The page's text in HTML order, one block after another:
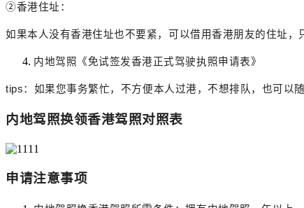
②香港住址：
如果本人没有香港住址也不要紧，可以借用香港朋友的住址
内地驾照《免试签发香港正式驾驶执照申请表》
tips：如果您事务繁忙，不方便本人过港，不想排队，也可以
内地驾照换领香港驾照对照表
申请注意事项